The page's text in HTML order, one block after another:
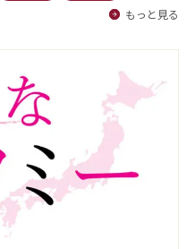
もっと見る